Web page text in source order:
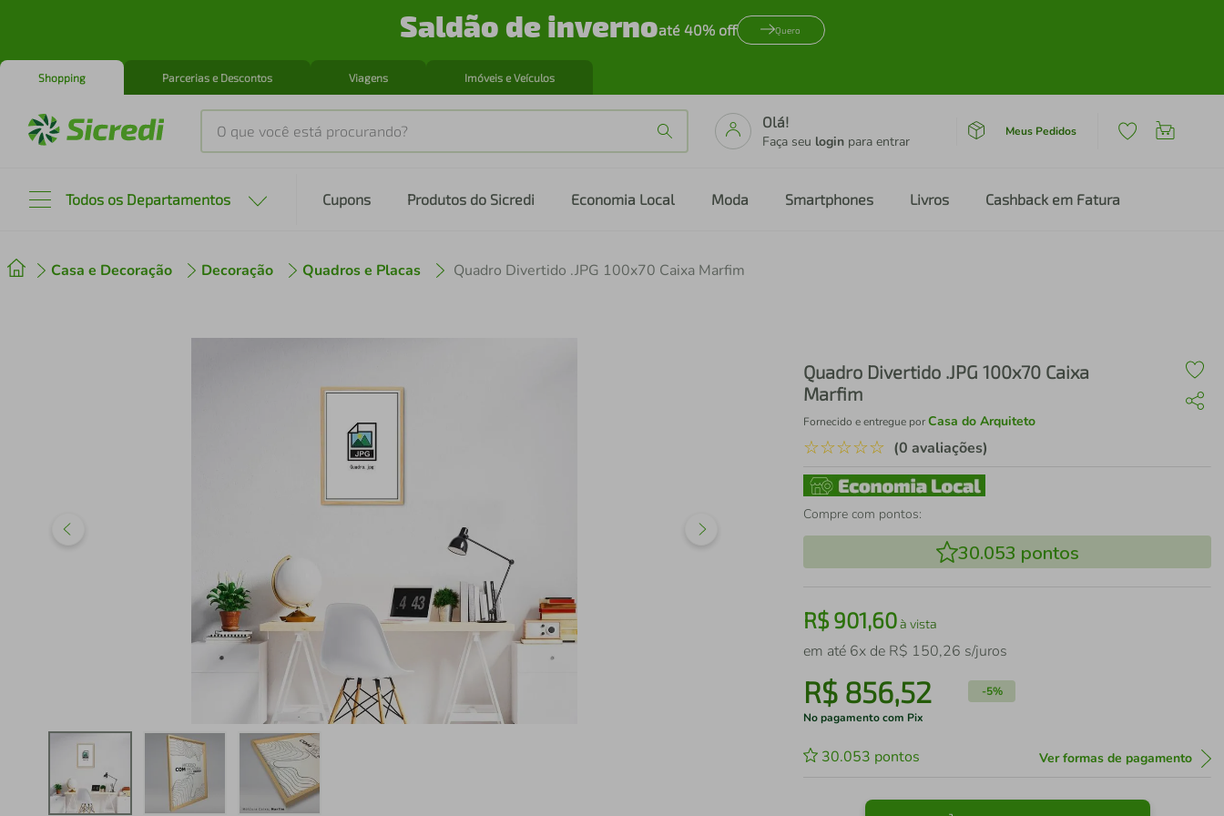
Saldão de invernoaté 40% off Quero
Shopping Parcerias e Descontos Viagens Imóveis e Veículos
O que você está procurando?
Olá!
Faça seu login para entrar
Meus Pedidos
Todos os Departamentos Cupons Produtos do Sicredi Economia Local Moda Smartphones Livros Cashback em Fatura
Casa e Decoração Decoração Quadros e Placas Quadro Divertido .JPG 100x70 Caixa Marfim
Quadro Divertido .JPG 100x70 Caixa
Marfim
Fornecido e entregue porCasa do Arquiteto
☆☆☆☆☆ (0 avaliações)
Compre com pontos:
30.053 pontos
R$901,60à vista
em até 6x de R$ 150,26 s/juros
R$ 856,52 -5%
No pagamento com Pix
30.053 pontos Ver formas de pagamento
º cafeteira